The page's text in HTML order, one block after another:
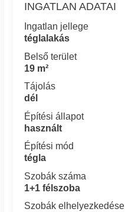
INGATLAN ADATAI
Ingatlan jellege
téglalakás
Belső terület
19 m²
Tájolás
dél
Építési állapot
használt
Építési mód
tégla
Szobák száma
1+1 félszoba
Szobák elhelyezkedése